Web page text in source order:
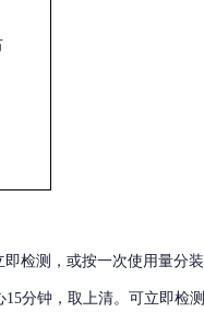
检测，或按一次使用量分装
分钟，取上清。可立即检